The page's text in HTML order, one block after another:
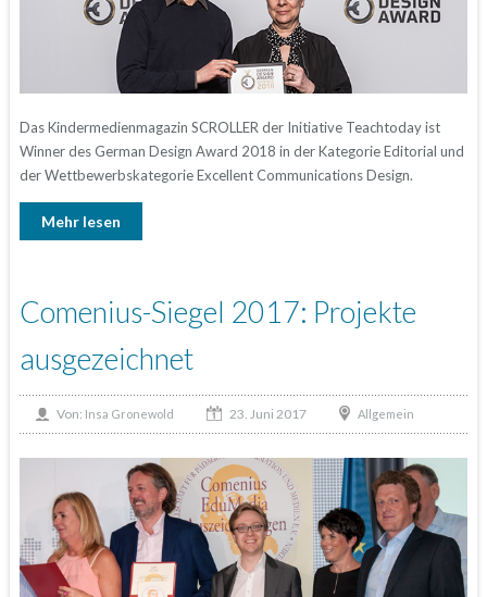
Das Kindermedienmagazin SCROLLER der Initiative Teachtoday ist
Winner des German Design Award 2018 in der Kategorie Editorial und
der Wettbewerbskategorie Excellent Communications Design.
Mehr lesen
Comenius-Siegel 2017: Projekte
ausgezeichnet
Von: Insa Gronewold 23. Juni 2017 Allgemein